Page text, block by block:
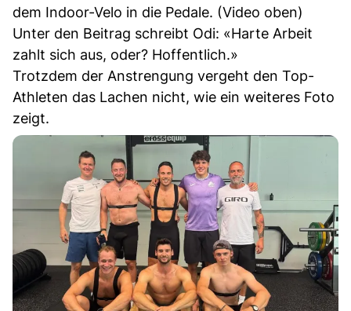
dem Indoor-Velo in die Pedale. (Video oben)
Unter den Beitrag schreibt Odi: «Harte Arbeit
zahlt sich aus, oder? Hoffentlich.»
Trotzdem der Anstrengung vergeht den Top-
Athleten das Lachen nicht, wie ein weiteres Foto
zeigt.